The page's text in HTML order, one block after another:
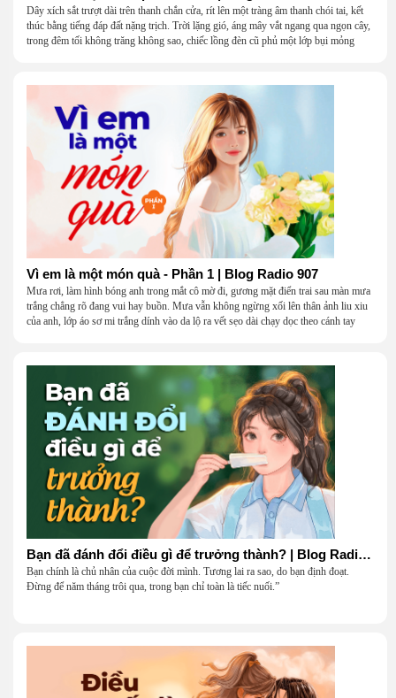
Dây xích sắt trượt dài trên thanh chắn cửa, rít lên một tràng âm thanh chói tai, kết
thúc bằng tiếng đáp đất nặng trịch. Trời lặng gió, áng mây vắt ngang qua ngọn cây,
trong đêm tối không trăng không sao, chiếc lồng đèn cũ phủ một lớp bụi mỏng
Vì em là một món quà - Phần 1 | Blog Radio 907
Mưa rơi, làm hình bóng anh trong mắt cô mờ đi, gương mặt điển trai sau màn mưa
trắng chẳng rõ đang vui hay buồn. Mưa vẫn không ngừng xối lên thân ảnh liu xiu
của anh, lớp áo sơ mi trắng dính vào da lộ ra vết sẹo dài chạy dọc theo cánh tay
Bạn đã đánh đổi điều gì để trưởng thành? | Blog Radio 906
Bạn chính là chủ nhân của cuộc đời mình. Tương lai ra sao, do bạn định đoạt.
Đừng để năm tháng trôi qua, trong bạn chỉ toàn là tiếc nuối.”